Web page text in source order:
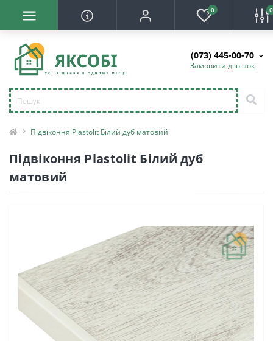
0 0
(073) 445-00-70
Замовити дзвінок
Підвіконня Plastolit Білий дуб матовий
Підвіконня Plastolit Білий дуб
матовий